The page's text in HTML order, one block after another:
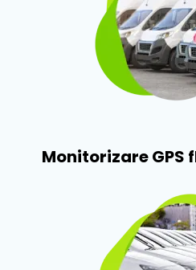
Monitorizare